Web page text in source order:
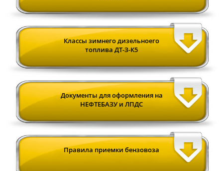
Классы зимнего дизельноего
топлива ДТ-З-К5
Документы для оформления на
НЕФТЕБАЗУ и ЛПДС
Правила приемки бензовоза